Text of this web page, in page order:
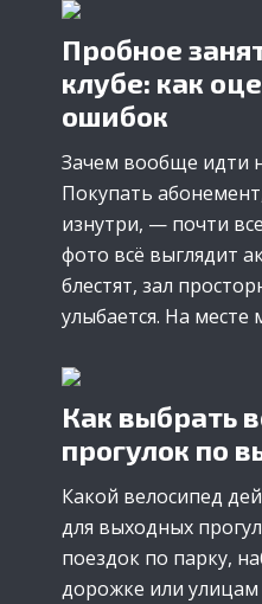
Пробное
клубе: как
ошибок
Зачем вообще идти
Покупать
изнутри, — почти
фото всё выглядит
блестят, зал
улыбается. На месте
Как выбрать
прогулок по
Какой велосипед
для выходных
поездок по парку,
дорожке или